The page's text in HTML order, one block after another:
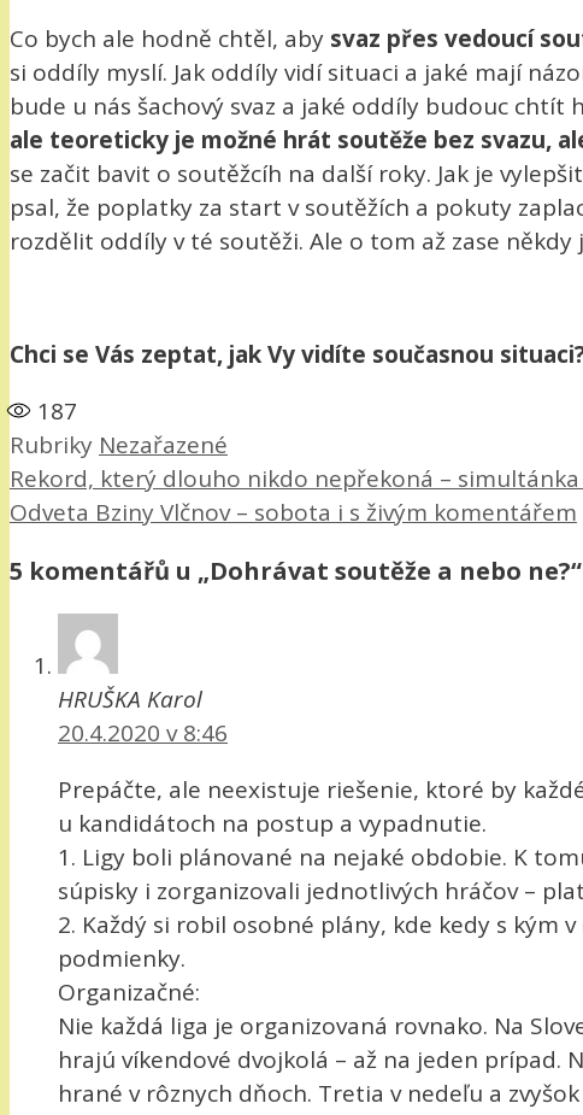
Co bych ale hodně chtěl, aby svaz přes vedoucí
si oddíly myslí. Jak oddíly vidí situaci a jaké mají
bude u nás šachový svaz a jaké oddíly budouc
ale teoreticky je možné hrát soutěže bez svazu,
se začit bavit o soutěžcíh na další roky. Jak je
psal, že poplatky za start v soutěžích a pokuty
rozdělit oddíly v té soutěži. Ale o tom až zase někdy
Chci se Vás zeptat, jak Vy vidíte současnou
187
Rubriky Nezařazené
Rekord, který dlouho nikdo nepřekoná –
Odveta Bziny Vlčnov – sobota i s živým komentářem
5 komentářů u „Dohrávat soutěže a nebo ne?“
HRUŠKA Karol
20.4.2020 v 8:46
Prepáčte, ale neexistuje riešenie, ktoré by
u kandidátoch na postup a vypadnutie.
1. Ligy boli plánované na nejaké obdobie. K
súpisky i zorganizovali jednotlivých hráčov –
2. Každý si robil osobné plány, kde kedy s kým
podmienky.
Organizačné:
Nie každá liga je organizovaná rovnako. Na
hrajú víkendové dvojkolá – až na jeden prípad.
hrané v rôznych dňoch. Tretia v nedeľu a